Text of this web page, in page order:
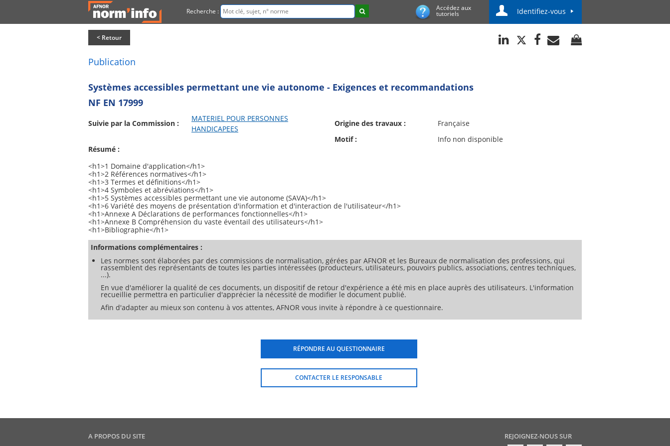
Recherche : Accédez aux
tutoriels Identifiez-vous
< Retour
Publication
Systèmes accessibles permettant une vie autonome - Exigences et recommandations
NF EN 17999
Suivie par la Commission :
MATERIEL POUR PERSONNES
HANDICAPEES
Origine des travaux :
Française
Motif :
Info non disponible
Résumé :
<h1>1 Domaine d'application</h1>
<h1>2 Références normatives</h1>
<h1>3 Termes et définitions</h1>
<h1>4 Symboles et abréviations</h1>
<h1>5 Systèmes accessibles permettant une vie autonome (SAVA)</h1>
<h1>6 Variété des moyens de présentation d'information et d'interaction de l'utilisateur</h1>
<h1>Annexe A Déclarations de performances fonctionnelles</h1>
<h1>Annexe B Compréhension du vaste éventail des utilisateurs</h1>
Informations complémentaires :
Les normes sont élaborées par des commissions de normalisation, gérées par AFNOR et les Bureaux de normalisation des professions, qui
rassemblent des représentants de toutes les parties intéressées (producteurs, utilisateurs, pouvoirs publics, associations, centres techniques,
...).
En vue d'améliorer la qualité de ces documents, un dispositif de retour d'expérience a été mis en place auprès des utilisateurs. L'information
recueillie permettra en particulier d'apprécier la nécessité de modifier le document publié.
Afin d'adapter au mieux son contenu à vos attentes, AFNOR vous invite à répondre à ce questionnaire.
RÉPONDRE AU QUESTIONNAIRE
CONTACTER LE RESPONSABLE
A PROPOS DU SITE REJOIGNEZ-NOUS SUR